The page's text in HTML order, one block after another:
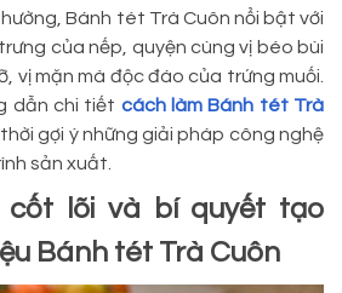
Bánh tét Trà Cuôn nổi bật với
của nếp, quyện cùng vị béo bùi
vị mặn mà độc đáo của trứng muối.
dẫn chi tiết cách làm Bánh tét Trà
gợi ý những giải pháp công nghệ
sản xuất.
cốt lõi và bí quyết tạo
Bánh tét Trà Cuôn